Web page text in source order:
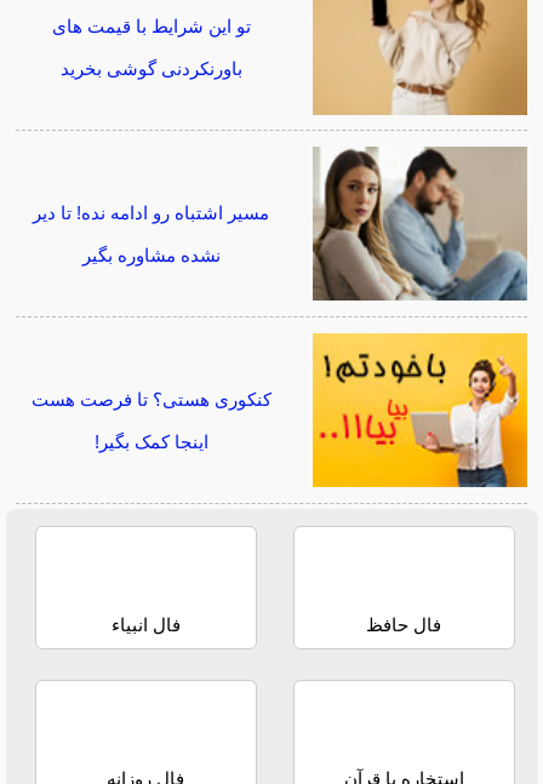
تو این شرایط با قیمت های
باورنکردنی گوشی بخرید
مسیر اشتباه رو ادامه نده! تا دیر
نشده مشاوره بگیر
کنکوری هستی؟ تا فرصت هست
اینجا کمک بگیر!
فال حافظ فال انبیاء
استخاره با قرآن فال روزانه